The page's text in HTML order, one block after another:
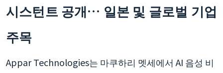
시스턴트 공개… 일본 및 글로벌 기업
주목
Appar Technologies는 마쿠하리 멧세에서 AI 음성 비